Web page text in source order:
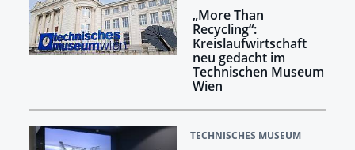
„More Than
Recycling“:
Kreislaufwirtschaft
neu gedacht im
Technischen Museum
Wien
TECHNISCHES MUSEUM